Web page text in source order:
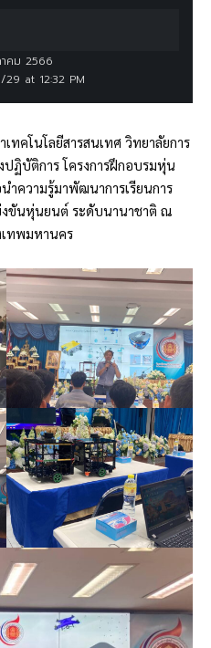
at 12:32 PM
คม 2566
คโนโลยีสารสนเทศ วิทยาลัยการ
ปฏิบัติการ โครงการฝึกอบรมหุ่น
ำความรู้มาพัฒนาการเรียนการ
งขันหุ่นยนต์ ระดับนานาชาติ ณ
เทพมหานคร